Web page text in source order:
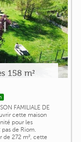
158 m²
FAMILIALE DE
cette maison
pour les
de Riom.
de 272 m², cette